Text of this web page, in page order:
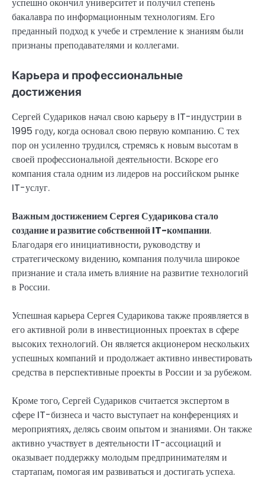
успешно окончил университет и получил степень
бакалавра по информационным технологиям. Его
преданный подход к учебе и стремление к знаниям были
признаны преподавателями и коллегами.
Карьера и профессиональные
достижения
Сергей Судариков начал свою карьеру в IT-индустрии в
1995 году, когда основал свою первую компанию. С тех
пор он усиленно трудился, стремясь к новым высотам в
своей профессиональной деятельности. Вскоре его
компания стала одним из лидеров на российском рынке
IT-услуг.
Важным достижением Сергея Сударикова стало
создание и развитие собственной IT-компании.
Благодаря его инициативности, руководству и
стратегическому видению, компания получила широкое
признание и стала иметь влияние на развитие технологий
в России.
Успешная карьера Сергея Сударикова также проявляется в
его активной роли в инвестиционных проектах в сфере
высоких технологий. Он является акционером нескольких
успешных компаний и продолжает активно инвестировать
средства в перспективные проекты в России и за рубежом.
Кроме того, Сергей Судариков считается экспертом в
сфере IT-бизнеса и часто выступает на конференциях и
мероприятиях, делясь своим опытом и знаниями. Он также
активно участвует в деятельности IT-ассоциаций и
оказывает поддержку молодым предпринимателям и
стартапам, помогая им развиваться и достигать успеха.